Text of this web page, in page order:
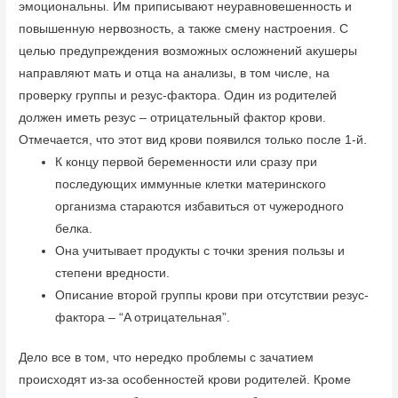
эмоциональны. Им приписывают неуравновешенность и
повышенную нервозность, а также смену настроения. С
целью предупреждения возможных осложнений акушеры
направляют мать и отца на анализы, в том числе, на
проверку группы и резус-фактора. Один из родителей
должен иметь резус – отрицательный фактор крови.
Отмечается, что этот вид крови появился только после 1-й.
К концу первой беременности или сразу при
последующих иммунные клетки материнского
организма стараются избавиться от чужеродного
белка.
Она учитывает продукты с точки зрения пользы и
степени вредности.
Описание второй группы крови при отсутствии резус-
фактора – “A отрицательная”.
Дело все в том, что нередко проблемы с зачатием
происходят из-за особенностей крови родителей. Кроме